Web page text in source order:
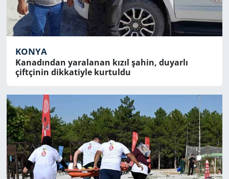
KONYA
Kanadından yaralanan kızıl şahin, duyarlı
çiftçinin dikkatiyle kurtuldu